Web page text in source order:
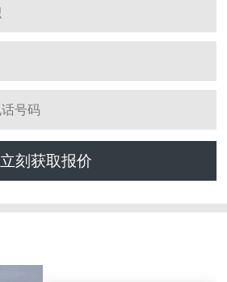
立刻获取报价